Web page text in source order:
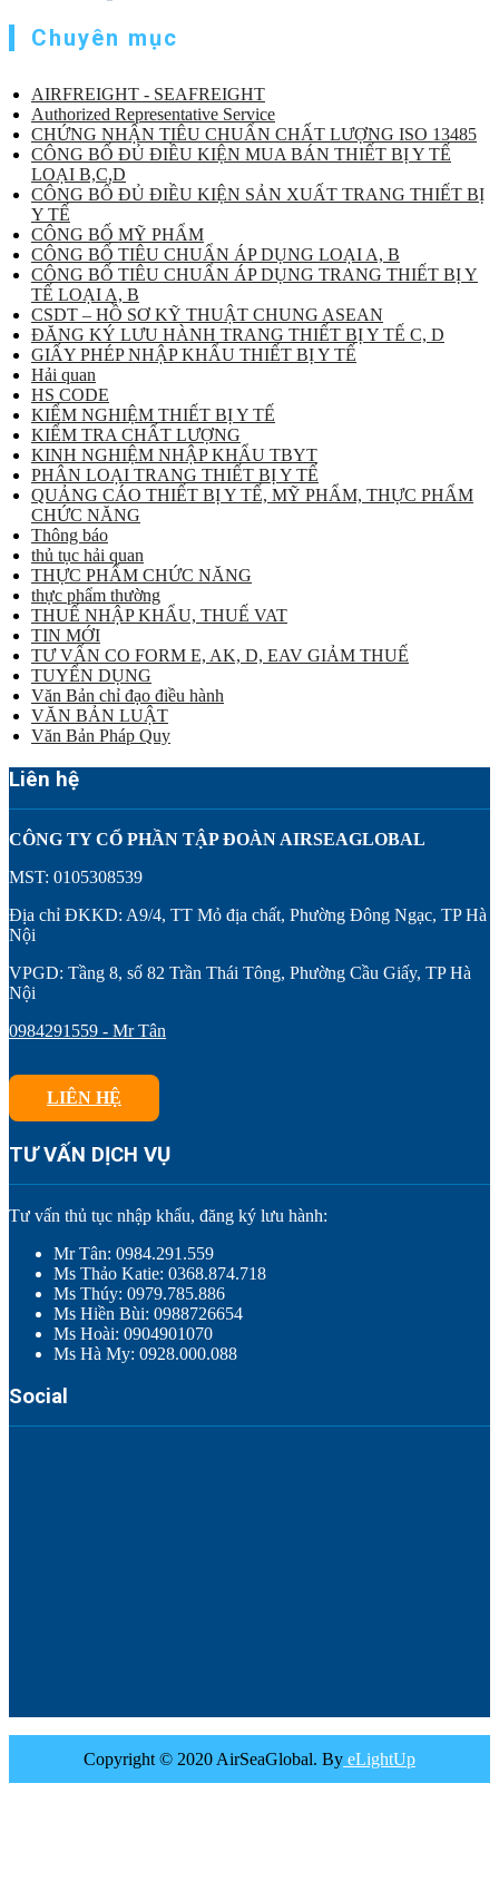
Chuyên mục
AIRFREIGHT - SEAFREIGHT
Authorized Representative Service
CHỨNG NHẬN TIÊU CHUẨN CHẤT LƯỢNG ISO 13485
CÔNG BỐ ĐỦ ĐIỀU KIỆN MUA BÁN THIẾT BỊ Y TẾ
LOẠI B,C,D
CÔNG BỐ ĐỦ ĐIỀU KIỆN SẢN XUẤT TRANG THIẾT BỊ
Y TẾ
CÔNG BỐ MỸ PHẨM
CÔNG BỐ TIÊU CHUẨN ÁP DỤNG LOẠI A, B
CÔNG BỐ TIÊU CHUẨN ÁP DỤNG TRANG THIẾT BỊ Y
TẾ LOẠI A, B
CSDT – HỒ SƠ KỸ THUẬT CHUNG ASEAN
ĐĂNG KÝ LƯU HÀNH TRANG THIẾT BỊ Y TẾ C, D
GIẤY PHÉP NHẬP KHẨU THIẾT BỊ Y TẾ
Hải quan
HS CODE
KIỂM NGHIỆM THIẾT BỊ Y TẾ
KIỂM TRA CHẤT LƯỢNG
KINH NGHIỆM NHẬP KHẨU TBYT
PHÂN LOẠI TRANG THIẾT BỊ Y TẾ
QUẢNG CÁO THIẾT BỊ Y TẾ, MỸ PHẨM, THỰC PHẨM
CHỨC NĂNG
Thông báo
thủ tục hải quan
THỰC PHẨM CHỨC NĂNG
thực phẩm thường
THUẾ NHẬP KHẨU, THUẾ VAT
TIN MỚI
TƯ VẤN CO FORM E, AK, D, EAV GIẢM THUẾ
TUYỂN DỤNG
Văn Bản chỉ đạo điều hành
VĂN BẢN LUẬT
Văn Bản Pháp Quy
Liên hệ
CÔNG TY CỔ PHẦN TẬP ĐOÀN AIRSEAGLOBAL
MST: 0105308539
Địa chỉ ĐKKD: A9/4, TT Mỏ địa chất, Phường Đông Ngạc, TP Hà
Nội
VPGD: Tầng 8, số 82 Trần Thái Tông, Phường Cầu Giấy, TP Hà
Nội
0984291559 - Mr Tân
LIÊN HỆ
TƯ VẤN DỊCH VỤ
Tư vấn thủ tục nhập khẩu, đăng ký lưu hành:
Mr Tân: 0984.291.559
Ms Thảo Katie: 0368.874.718
Ms Thúy: 0979.785.886
Ms Hiền Bùi: 0988726654
Ms Hoài: 0904901070
Ms Hà My: 0928.000.088
Social
Copyright © 2020 AirSeaGlobal. By eLightUp